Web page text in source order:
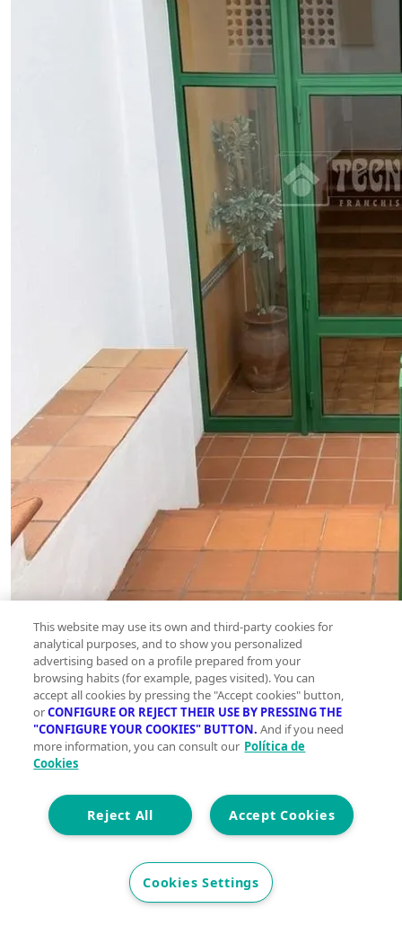
This website may use its own and third-party cookies for
analytical purposes, and to show you personalized
advertising based on a profile prepared from your
browsing habits (for example, pages visited). You can
accept all cookies by pressing the "Accept cookies" button,
orCONFIGURE OR REJECT THEIR USE BY PRESSING THE
"CONFIGURE YOUR COOKIES" BUTTON. And if you need
more information, you can consult our Política de
Cookies
Accept Cookies
Reject All
Cookies Settings